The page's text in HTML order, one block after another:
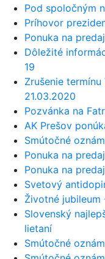
Pod spoločným
Príhovor
Ponuka na
Dôležité
19
Zrušenie
21.03.2020
Pozvánka na
AK Prešov
Smútočné
Ponuka na
Ponuka na
Svetový
Životné jubileum
Slovenský
lietaní
Smútočné